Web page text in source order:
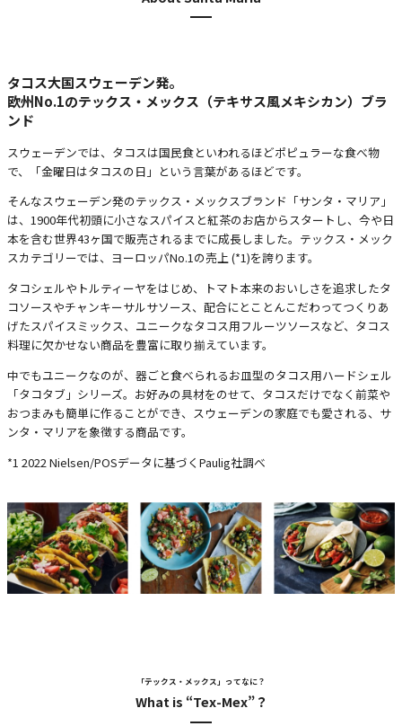
タコス大国スウェーデン発。
欧州No.1のテックス・メックス（テキサス風メキシカン）ブラ
ンド
スウェーデンでは、タコスは国民食といわれるほどポピュラーな食べ物
で、「金曜日はタコスの日」という言葉があるほどです。
そんなスウェーデン発のテックス・メックスブランド「サンタ・マリア」
は、1900年代初頭に小さなスパイスと紅茶のお店からスタートし、今や日
本を含む世界43ヶ国で販売されるまでに成長しました。テックス・メック
スカテゴリーでは、ヨーロッパNo.1の売上 (*1)を誇ります。
タコシェルやトルティーヤをはじめ、トマト本来のおいしさを追求したタ
コソースやチャンキーサルサソース、配合にとことんこだわってつくりあ
げたスパイスミックス、ユニークなタコス用フルーツソースなど、タコス
料理に欠かせない商品を豊富に取り揃えています。
中でもユニークなのが、器ごと食べられるお皿型のタコス用ハードシェル
「タコタブ」シリーズ。お好みの具材をのせて、タコスだけでなく前菜や
おつまみも簡単に作ることができ、スウェーデンの家庭でも愛される、サ
ンタ・マリアを象徴する商品です。
*1 2022 Nielsen/POSデータに基づくPaulig社調べ
「テックス・メックス」ってなに？
What is “Tex-Mex”？